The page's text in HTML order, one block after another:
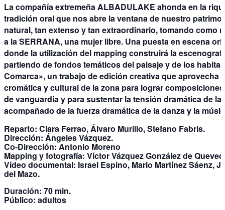
La compañía extremeña ALBADULAKE ahonda en la
tradición oral que nos abre la ventana de nuestro
natural, tan extenso y tan extraordinario, tomando como
a la SERRANA, una mujer libre. Una puesta en escena
donde la utilización del mapping construirá la
partiendo de fondos temáticos del paisaje y de los
Comarca», un trabajo de edición creativa que aprovecha
cromática y cultural de la zona para lograr
de vanguardia y para sustentar la tensión dramática de la
acompañado de la fuerza dramática de la danza y la
Reparto: Clara Ferrao, Álvaro Murillo, Stefano Fabris.
Dirección: Ángeles Vázquez.
Co-Dirección:Antonio Moreno
Mapping y fotografía: Víctor Vázquez González de
Vídeo documental: Israel Espino, Mario Martínez Sáenz,
del Mazo.
Duración: 70 min.
Público: adultos